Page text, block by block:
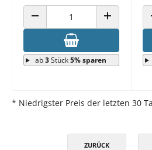
ANZAHL VERRINGERN ANZAHL
ab3Stück5% sparen
* Niedrigster Preis der letzten 30
ZURÜCK